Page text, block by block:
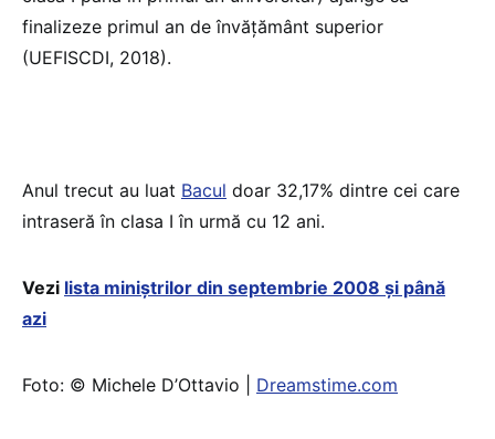
finalizeze primul an de învățământ superior
(UEFISCDI, 2018).
Anul trecut au luat Bacul doar 32,17% dintre cei care
intraseră în clasa I în urmă cu 12 ani.
Vezi lista miniștrilor din septembrie 2008 și până
azi
Foto: © Michele D’Ottavio | Dreamstime.com